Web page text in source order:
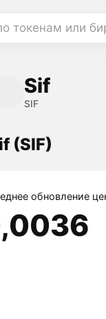
токенам или
Sif
SIF
(SIF)
обновление